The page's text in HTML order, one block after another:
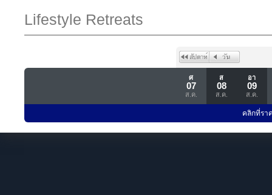
Lifestyle Retreats
ศ
07
ส.ค.
ส
08
ส.ค.
อา
09
ส.ค.
คลิกที่รา